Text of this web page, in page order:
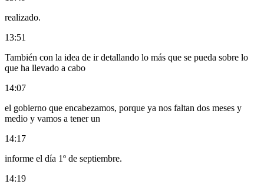
realizado.
13:51
También con la idea de ir detallando lo más que se pueda sobre lo
que ha llevado a cabo
14:07
el gobierno que encabezamos, porque ya nos faltan dos meses y
medio y vamos a tener un
14:17
informe el día 1º de septiembre.
14:19